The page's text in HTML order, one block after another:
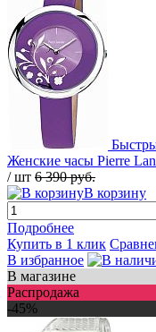
Женские часы Pierre
/ шт 6 390 руб.
В корзину
Подробнее
Купить в 1 клик
В избранное
В магазине
Распродажа
-45%